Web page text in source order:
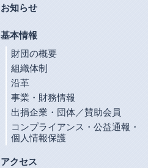
お知らせ
基本情報
財団の概要
組織体制
沿革
事業・財務情報
出捐企業・団体／賛助会員
コンプライアンス・公益通報・
個人情報保護
アクセス